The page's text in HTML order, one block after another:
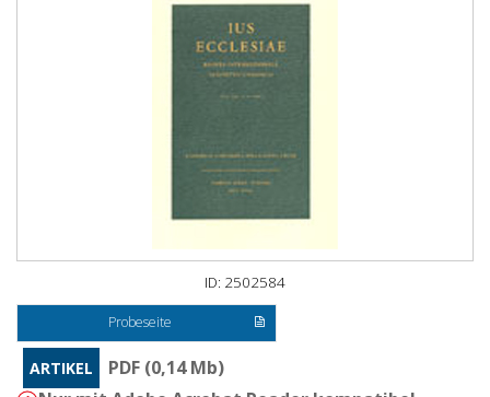
ID: 2502584
Probeseite
ARTIKEL
PDF (0,14 Mb)